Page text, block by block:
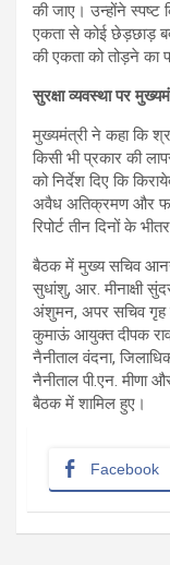
की जाए। उन्होंने स्पष्ट
एकता से कोई छेड़छाड़
की एकता को तोड़ने का
सुरक्षा व्यवस्था पर
मुख्यमंत्री ने कहा कि
किसी भी प्रकार की
को निर्देश दिए कि
अवैध अतिक्रमण और
रिपोर्ट तीन दिनों के
बैठक में मुख्य सचिव
सुधांशु, आर. मीनाक्षी
अंशुमन, अपर सचिव गृह
कुमाऊं आयुक्त दीपक
नैनीताल वंदना,
नैनीताल पी.एन. मीणा
बैठक में शामिल हुए।
Facebook